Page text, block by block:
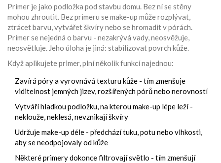
Primer je jako podložka pod stavbu domu. Bez ní se stěny
mohou zhroutit. Bez primeru se make-up může rozplývat,
ztrácet barvu, vytvářet škvíry nebo se hromadit v pórách.
Primer se nejedná o barvu - nezakrývá vady, neosvěžuje,
neosvětluje. Jeho úloha je jiná: stabilizovat povrch kůže.
Když aplikujete primer, plní několik funkcí najednou:
Zavírá póry a vyrovnává texturu kůže - tím zmenšuje
viditelnost jemných jizev, rozšířených pórů nebo nerovností
Vytváří hladkou podložku, na kterou make-up lépe leží -
neklouže, neklesá, nevznikají škvíry
Udržuje make-up déle - předchází tuku, potu nebo vlhkosti,
aby se neodpojovaly od kůže
Některé primery dokonce filtrovají světlo - tím zmenšují